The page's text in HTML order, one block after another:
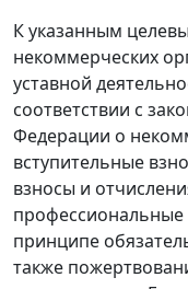
К указанным
некоммерческих
уставной
соответствии с
Федерации о
вступительные
взносы и
принципе
также